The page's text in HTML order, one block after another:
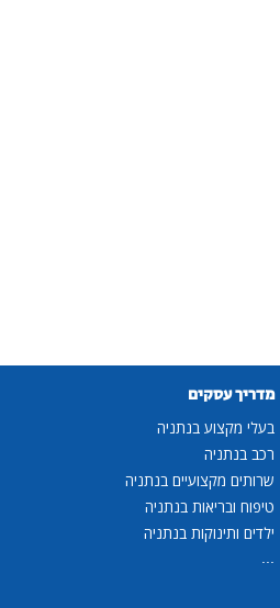
מדריך עסקים
בעלי מקצוע בנתניה
רכב בנתניה
שרותים מקצועיים בנתניה
טיפוח ובריאות בנתניה
ילדים ותינוקות בנתניה